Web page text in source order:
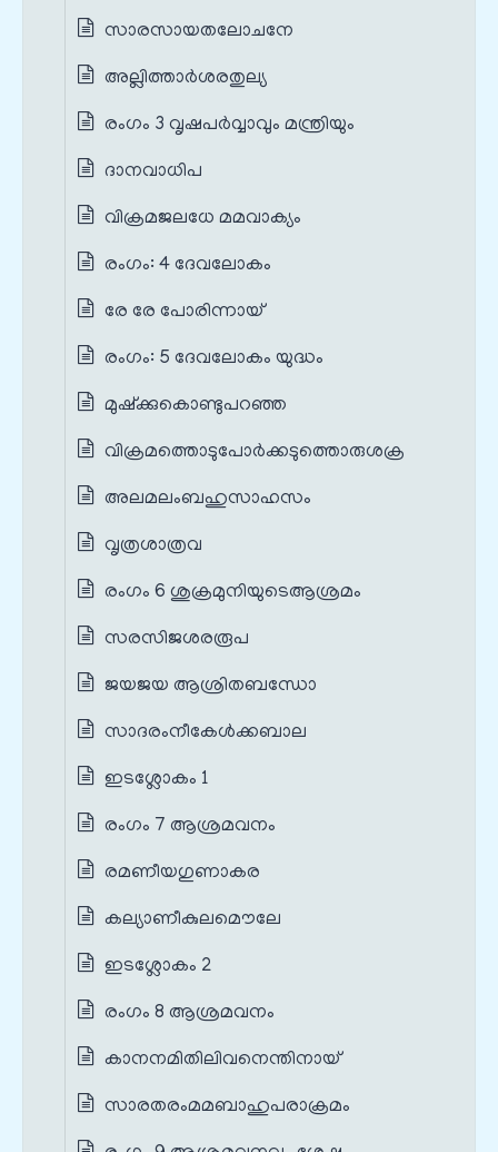
സാരസായതലോചനേ
അല്ലിത്താര്‍ശരതുല്യ
രംഗം 3 വൃഷപർവ്വാവും മന്ത്രിയും
ദാനവാധിപ
വിക്രമജലധേ മമവാക്യം
രംഗം: 4 ദേവലോകം
രേ രേ പോരിന്നായ്‌
രംഗം: 5 ദേവലോകം യുദ്ധം
മുഷ്ക്കുകൊണ്ടുപറഞ്ഞ
വിക്രമത്തൊടുപോര്‍ക്കടുത്തൊരുശക്ര
അലമലംബഹുസാഹസം
വൃത്രശാത്രവ
രംഗം 6 ശുക്രമുനിയുടെആശ്രമം
സരസിജശരരൂപ
ജയജയ ആശ്രിതബന്ധോ
സാദരംനീകേള്‍ക്കബാല
ഇടശ്ലോകം 1
രംഗം 7 ആശ്രമവനം
രമണീയഗുണാകര
കല്യാണീകുലമൌലേ
ഇടശ്ലോകം 2
രംഗം 8 ആശ്രമവനം
കാനനമിതിലിവനെന്തിനായ്
സാരതരംമമബാഹുപരാക്രമം